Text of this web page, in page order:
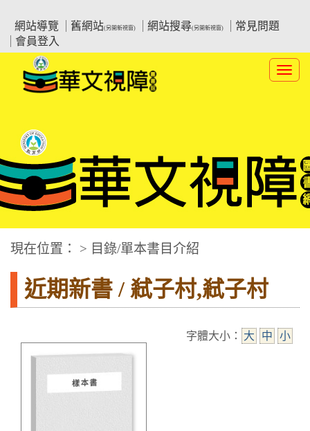
要
網站導覽
舊網站(另開新視窗) 網站搜尋(另開新視窗)
常見問題
會員登入
:::中央區塊
華文視障電子圖書網
現在位置： > 目錄/單本書目介紹
近期新書 / 弒子村,弒子村
字體大小： 大 中 小